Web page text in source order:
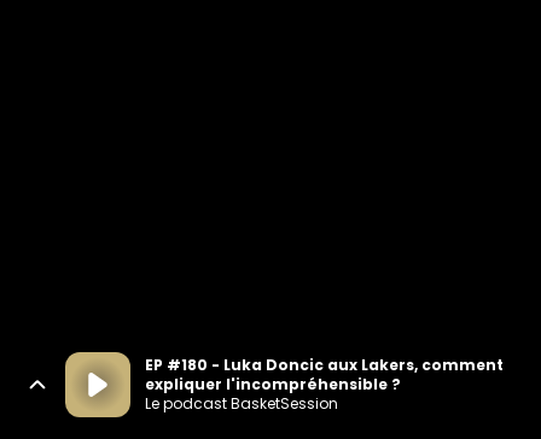
EP #180 - Luka Doncic aux Lakers, comment
expliquer l'incompréhensible ?
Le podcast BasketSession